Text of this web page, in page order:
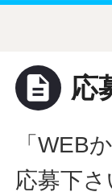
description 応
「WEB
応募下さ